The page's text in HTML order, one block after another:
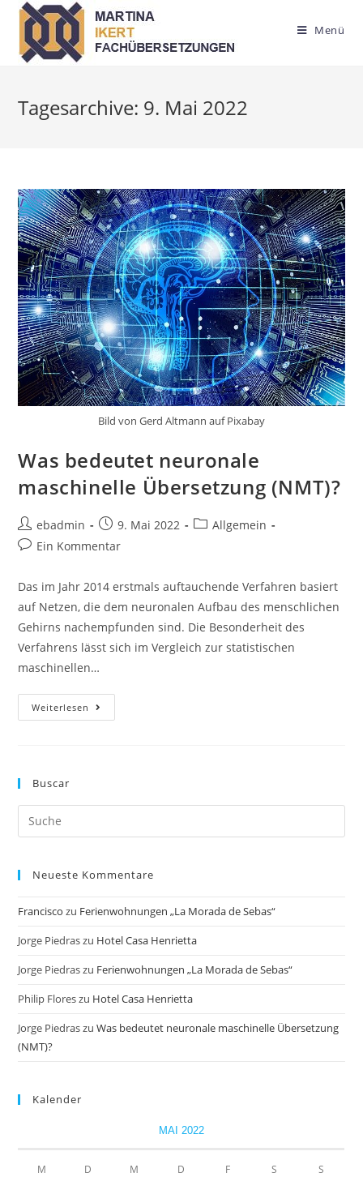
Zum
Inhalt
springen
Menü
Tagesarchive: 9. Mai 2022
Bild von Gerd Altmann auf Pixabay
Was bedeutet neuronale
maschinelle Übersetzung (NMT)?
Beitrags-
Autor:
ebadmin
Beitrag
veröffentlicht:
9. Mai 2022
Beitrags-
Allgemein
Beitrags-
Ein Kommentar
Das im Jahr 2014 erstmals auftauchende Verfahren basiert
auf Netzen, die dem neuronalen Aufbau des menschlichen
Gehirns nachempfunden sind. Die Besonderheit des
Verfahrens lässt sich im Vergleich zur statistischen
maschinellen…
Weiterlesen Was
Bedeutet
Buscar
Search
this
Neueste Kommentare
Francisco zu Ferienwohnungen „La Morada de Sebas“
Jorge Piedraszu Hotel Casa Henrietta
Jorge Piedraszu Ferienwohnungen „La Morada de Sebas“
Philip Floreszu Hotel Casa Henrietta
Jorge PiedraszuWas bedeutet neuronale maschinelle Übersetzung
(NMT)?
Kalender
MAI 2022
M D M D F S S